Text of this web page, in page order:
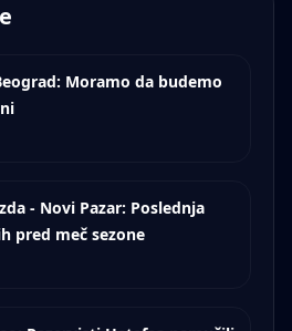
Moramo da budemo
- Novi Pazar: Poslednja
pred meč sezone